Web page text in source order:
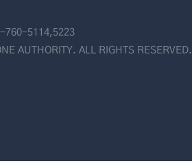
760-5114,5223
AUTHORITY. ALL RIGHTS RESERVED.